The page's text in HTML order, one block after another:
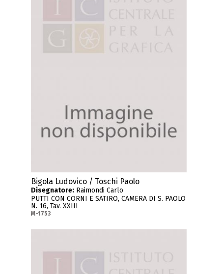
Bigola Ludovico / Toschi Paolo
Disegnatore: Raimondi Carlo
PUTTI CON CORNI E SATIRO, CAMERA DI S. PAOLO
N. 16, Tav. XXIII
M-1753